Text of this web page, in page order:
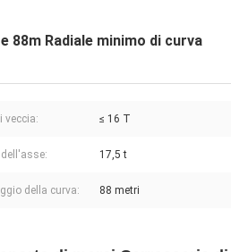
Radiale minimo di curva
veccia: ≤ 16 T
17,5 t
della curva: 88 metri